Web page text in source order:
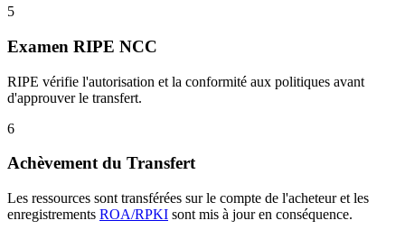
5
Examen RIPE NCC
RIPE vérifie l'autorisation et la conformité aux politiques avant
d'approuver le transfert.
6
Achèvement du Transfert
Les ressources sont transférées sur le compte de l'acheteur et les
enregistrements ROA/RPKI sont mis à jour en conséquence.